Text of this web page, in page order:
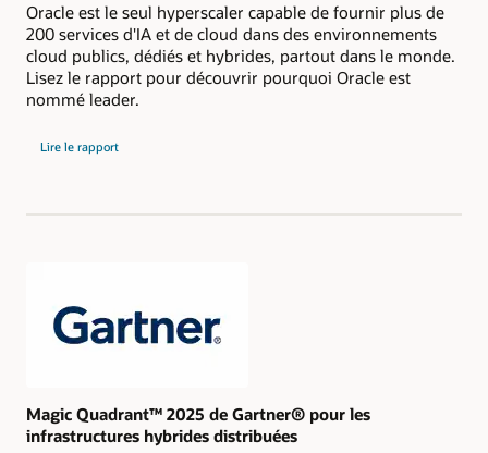
Oracle est le seul hyperscaler capable de fournir plus de
200 services d'IA et de cloud dans des environnements
cloud publics, dédiés et hybrides, partout dans le monde.
Lisez le rapport pour découvrir pourquoi Oracle est
nommé leader.
Lire le rapport
stratégiques
Magic Quadrant™ 2025 de Gartner® pour les
infrastructures hybrides distribuées